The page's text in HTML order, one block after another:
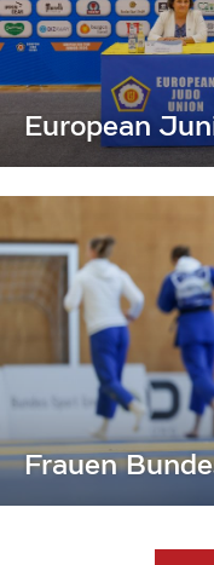
European
Frauen